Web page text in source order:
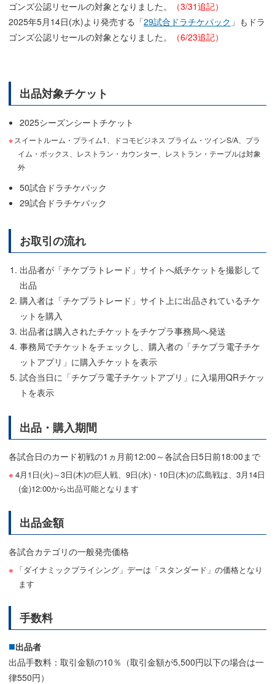
ゴンズ公認リセールの対象となりました。
（3/31追記）
2025年5月14日(水)より発売する「29試合ドラチケパック 」もドラ
ゴンズ公認リセールの対象となりました。
（6/23追記）
出品対象チケット
2025シーズンシートチケット
スイートルーム・プライム1、ドコモビジネス プライム・ツインS/A、プラ
イム・ボックス、レストラン・カウンター、レストラン・テーブルは対象
外
50試合ドラチケパック
29試合ドラチケパック
お取引の流れ
出品者が「チケプラトレード」サイトへ紙チケットを撮影して
出品
購入者は「チケプラトレード」サイト上に出品されているチケ
ットを購入
出品者は購入されたチケットをチケプラ事務局へ発送
事務局でチケットをチェックし、購入者の「チケプラ電子チケ
ットアプリ」に購入チケットを表示
試合当日に「チケプラ電子チケットアプリ」に入場用QRチケッ
トを表示
出品・購入期間
各試合日のカード初戦の1ヵ月前12:00～各試合日5日前18:00まで
4月1日(火)～3日(木)の巨人戦、9日(水)・10日(木)の広島戦は、3月14日
(金)12:00から出品可能となります
出品金額
各試合カテゴリの一般発売価格
「ダイナミックプライシング」デーは「スタンダード」の価格となり
ます
手数料
出品者
出品手数料：取引金額の10％（取引金額が5,500円以下の場合は一
律550円）